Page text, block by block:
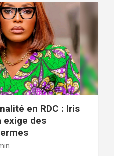
en RDC : Iris
exige des